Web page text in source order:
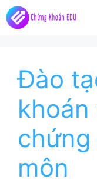
Chuyển
đến
Đào
khoán
chứng
môn